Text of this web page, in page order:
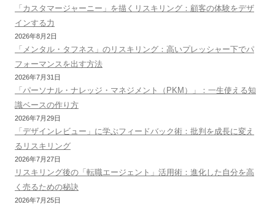
「カスタマージャーニー」を描くリスキリング：顧客の体験をデザ
インする力
2026年8月2日
「メンタル・タフネス」のリスキリング：高いプレッシャー下でパ
フォーマンスを出す方法
2026年7月31日
「パーソナル・ナレッジ・マネジメント（PKM）」：一生使える知
識ベースの作り方
2026年7月29日
「デザインレビュー」に学ぶフィードバック術：批判を成長に変え
るリスキリング
2026年7月27日
リスキリング後の「転職エージェント」活用術：進化した自分を高
く売るための秘訣
2026年7月25日